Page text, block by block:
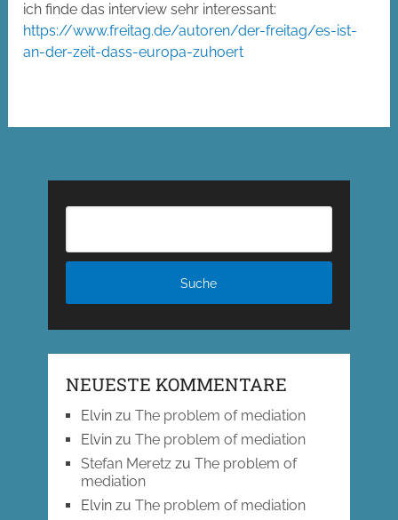
ich finde das interview sehr interessant:
https://www.freitag.de/autoren/der-freitag/es-ist-
an-der-zeit-dass-europa-zuhoert
NEUESTE KOMMENTARE
Elvinzu The problem of mediation
Elvinzu The problem of mediation
Stefan Meretzzu The problem of
mediation
Elvinzu The problem of mediation